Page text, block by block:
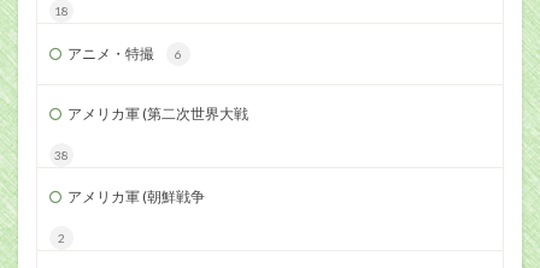
18
アニメ・特撮 6
アメリカ軍 (第二次世界大戦
38
アメリカ軍 (朝鮮戦争
2